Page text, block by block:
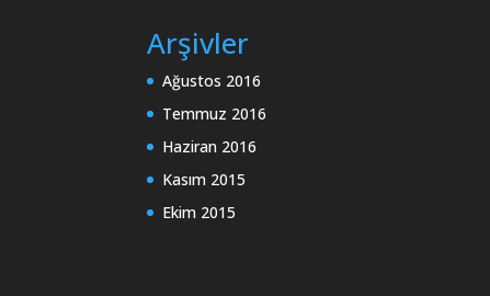
Arşivler
Ağustos 2016
Temmuz 2016
Haziran 2016
Kasım 2015
Ekim 2015